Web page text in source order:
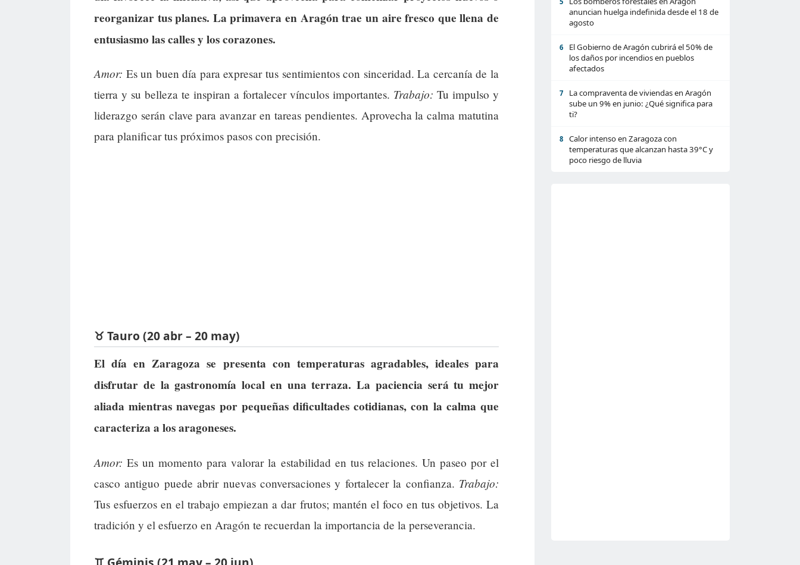
reorganizar tus planes. La primavera en Aragón trae un aire fresco que llena de
entusiasmo las calles y los corazones.
Amor: Es un buen día para expresar tus sentimientos con sinceridad. La cercanía de la
tierra y su belleza te inspiran a fortalecer vínculos importantes. Trabajo: Tu impulso y
liderazgo serán clave para avanzar en tareas pendientes. Aprovecha la calma matutina
para planificar tus próximos pasos con precisión.
♉ Tauro (20 abr – 20 may)
El día en Zaragoza se presenta con temperaturas agradables, ideales para
disfrutar de la gastronomía local en una terraza. La paciencia será tu mejor
aliada mientras navegas por pequeñas dificultades cotidianas, con la calma que
caracteriza a los aragoneses.
Amor: Es un momento para valorar la estabilidad en tus relaciones. Un paseo por el
casco antiguo puede abrir nuevas conversaciones y fortalecer la confianza. Trabajo:
Tus esfuerzos en el trabajo empiezan a dar frutos; mantén el foco en tus objetivos. La
tradición y el esfuerzo en Aragón te recuerdan la importancia de la perseverancia.
anuncian huelga indefinida desde el 18 de
agosto
6
El Gobierno de Aragón cubrirá el 50% de
los daños por incendios en pueblos
afectados
7
La compraventa de viviendas en Aragón
sube un 9% en junio: ¿Qué significa para
ti?
8
Calor intenso en Zaragoza con
temperaturas que alcanzan hasta 39°C y
poco riesgo de lluvia